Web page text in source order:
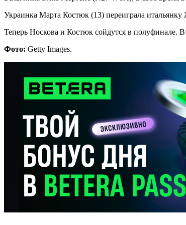
Украинка Марта Костюк (13) переиграла
Теперь Носкова и Костюк сойдутся в полуфинале.
Фото: Getty Images.